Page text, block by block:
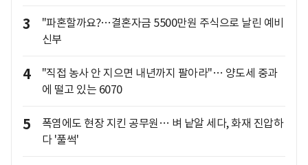
3
"파혼할까요?…결혼자금 5500만원 주식으로 날린 예비
신부
4
"직접 농사 안 지으면 내년까지 팔아라"… 양도세 중과
에 떨고 있는 6070
5
폭염에도 현장 지킨 공무원… 벼 낱알 세다, 화재 진압하
다 '풀썩'